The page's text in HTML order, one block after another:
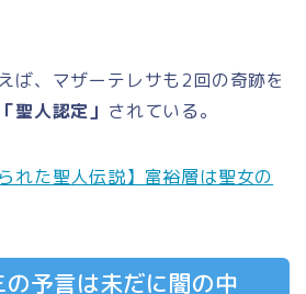
ば、マザーテレサも2回の奇跡を
「聖人認定」 されている。
れた聖人伝説】富裕層は聖女の
予言は未だに闇の中